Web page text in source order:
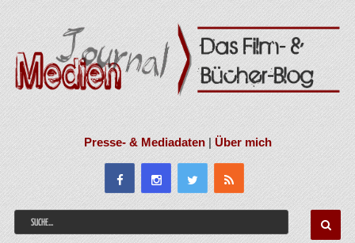
Presse- & Mediadaten|Über mich